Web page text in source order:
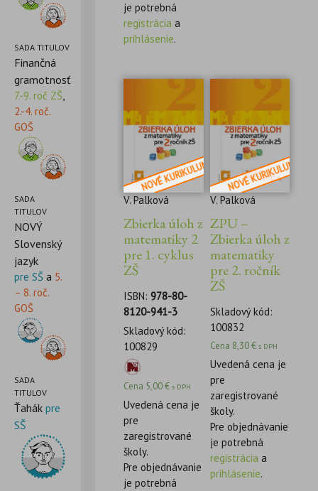
SADA TITULOV
Finančná
gramotnosť
7.-9. roč ZŠ,
2.-4. roč.
GOŠ
SADA
TITULOV
NOVÝ
Slovenský
jazyk
pre SŠ a 5.
– 8. roč.
GOŠ
SADA
TITULOV
Ťahák pre
SŠ
je potrebná
registrácia a
prihlásenie.
V. Palková
Zbierka úloh z
matematiky 2
pre 1. cyklus
ZŠ
ISBN:978-80-
8120-941-3
Skladový kód:
100829
Cena 5,00€ s DPH
Uvedená cena je
pre
zaregistrované
školy.
Pre objednávanie
je potrebná
V. Palková
ZPU –
Zbierka úloh z
matematiky
pre 2. ročník
ZŠ
Skladový kód:
100832
Cena 8,30€ s DPH
Uvedená cena je
pre
zaregistrované
školy.
Pre objednávanie
je potrebná
registrácia a
prihlásenie.